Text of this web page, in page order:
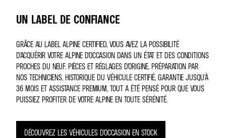
UN LABEL DE CONFIANCE
GRÂCE AU LABEL ALPINE CERTIFIED, VOUS AVEZ LA POSSIBILITÉ
D’ACQUÉRIR VOTRE ALPINE D’OCCASION DANS UN ÉTAT ET DES CONDITIONS
PROCHES DU NEUF. PIÈCES ET RÉGLAGES D’ORIGINE, PRÉPARATION PAR
NOS TECHNICIENS, HISTORIQUE DU VÉHICULE CERTIFIÉ, GARANTIE JUSQU’À
36 MOIS ET ASSISTANCE PREMIUM, TOUT A ÉTÉ PENSÉ POUR QUE VOUS
PUISSIEZ PROFITER DE VOTRE ALPINE EN TOUTE SÉRÉNITÉ.
DÉCOUVREZ LES VÉHICULES D'OCCASION EN STOCK